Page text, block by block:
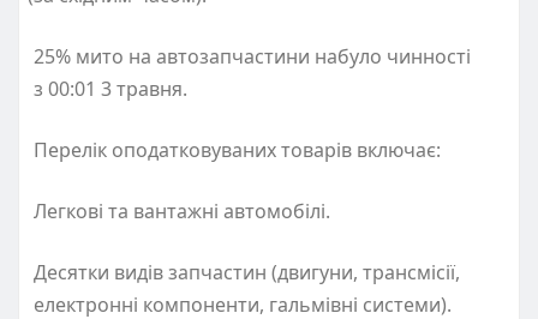
25% мито на автозапчастини набуло чинності
з 00:01 3 травня.
Перелік оподатковуваних товарів включає:
Легкові та вантажні автомобілі.
Десятки видів запчастин (двигуни, трансмісії,
електронні компоненти, гальмівні системи).